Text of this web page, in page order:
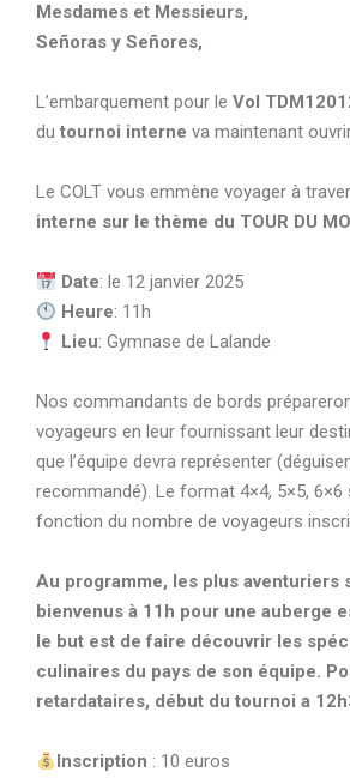
Mesdames et Messieurs,
Señoras y Señores,
L’embarquement pour le Vol
du tournoi interne va maintenant
Le COLT vous emmène voyager à
interne sur le thème du TOUR DU
Date: le 12 janvier 2025
Heure: 11h
Lieu: Gymnase de Lalande
Nos commandants de bords
voyageurs en leur fournissant leur
que l’équipe devra représenter
recommandé). Le format 4×4, 5×5, 6×6
fonction du nombre de voyageurs
Au programme, les plus aventuriers
bienvenus à 11h pour une auberge
le but est de faire découvrir les
culinaires du pays de son équipe.
retardataires, début du tournoi a
Inscription : 10 euros